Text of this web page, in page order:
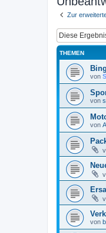
Zur
THEMEN
von
von
von
von